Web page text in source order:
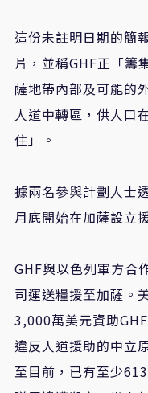
這份未註明日期的簡
片，並稱GHF正「籌
薩地帶內部及可能的
人道中轉區，供人口
住」。
據兩名參與計劃人士
月底開始在加薩設立
GHF與以色列軍方合
司運送糧援至加薩。
3,000萬美元資助GHF
違反人道援助的中立
至目前，已有至少613